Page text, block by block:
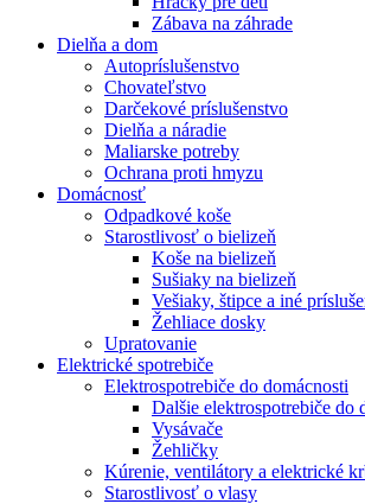
Zábava na záhrade
Dielňa a dom
Autopríslušenstvo
Chovateľstvo
Darčekové príslušenstvo
Dielňa a náradie
Maliarske potreby
Ochrana proti hmyzu
Domácnosť
Odpadkové koše
Starostlivosť o bielizeň
Koše na bielizeň
Sušiaky na bielizeň
Vešiaky, štipce a iné
Žehliace dosky
Upratovanie
Elektrické spotrebiče
Elektrospotrebiče do domácnosti
Dalšie elektrospotrebiče do
Vysávače
Žehličky
Kúrenie, ventilátory a elektrické
Starostlivosť o vlasy